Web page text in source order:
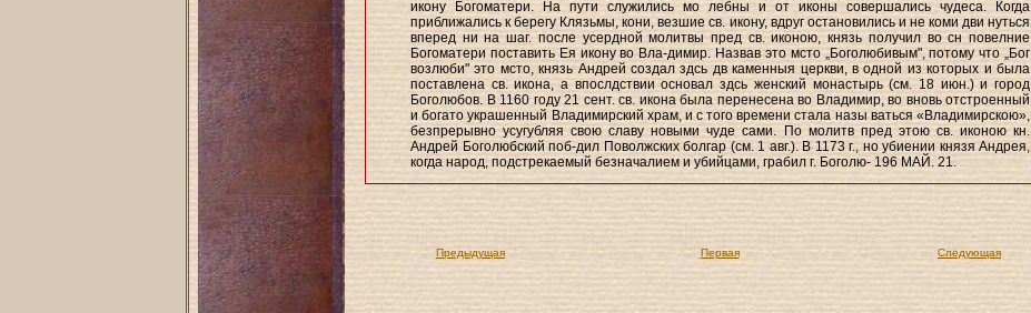
икону Богоматери. На пути служились мо лебны и от иконы совершались чудеса. Когда
приближались к берегу Клязьмы, кони, везшие св. икону, вдруг остановились и не коми дви нуться
вперед ни на шаг. после усердной молитвы пред св. иконою, князь получил во сн повелние
Богоматери поставить Ея икону во Вла-димир. Назвав это мсто „Боголюбивым", потому что „Бог
возлюби" это мсто, князь Андрей создал здсь дв каменныя церкви, в одной из которых и была
поставлена св. икона, a впослдствии основал здсь женский монастырь (см. 18 июн.) и город
Боголюбов. В 1160 году 21 сент. св. икона была перенесена во Владимир, во вновь отстроенный
и богато украшенный Владимирский храм, и с того времени стала назы ваться «Владимирскою»,
безпрерывно усугубляя свою славу новыми чуде сами. По молитв пред этою св. иконою кн.
Андрей Боголюбский поб-дил Поволжских болгар (см. 1 авг.). В 1173 г., но убиении князя Андрея,
когда народ, подстрекаемый безначалием и убийцами, грабил г. Боголю- 196 МАЙ. 21.
Предыдущая Первая Следующая